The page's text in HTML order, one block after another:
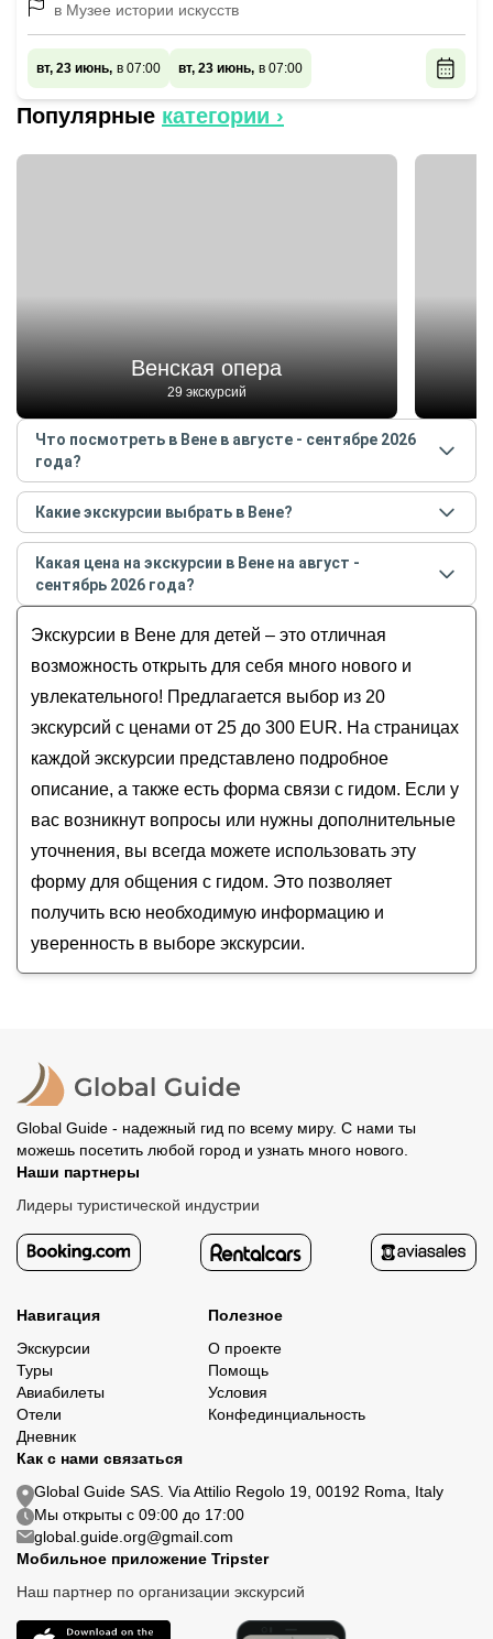
в Музее истории искусств
вт, 23 июнь, в 07:00 вт, 23 июнь, в 07:00
Популярные категории ›
Венская опера
29 экскурсий
Что посмотреть в Вене в августе - сентябре 2026
года?
Самые популярные местав Венев августе -
сентябре 2026года:
Венская опера
Венский Лес
Бельведер
Венская ратуша
Хофбург
Какие экскурсии выбрать в Вене?
Самые популярные экскурсиив Венев августе -
сентябре 2026года:
Свидание с Веной каждый день
История Вены без скучных фактов и дат
Детская экскурсия по Музею истории искусств
Экскурсия-квест для детей «Приключение
черной кошки»
О Вене с любовью!
Какая цена на экскурсии в Вене на август -
сентябрь 2026 года?
2026года от 25до 300 EUR
Экскурсии в Вене для детей – это отличная
возможность открыть для себя много нового и
увлекательного! Предлагается выбор из 20
экскурсий с ценами от 25 до 300 EUR. На страницах
каждой экскурсии представлено подробное
описание, а также есть форма связи с гидом. Если у
вас возникнут вопросы или нужны дополнительные
уточнения, вы всегда можете использовать эту
форму для общения с гидом. Это позволяет
получить всю необходимую информацию и
уверенность в выборе экскурсии.
Global Guide - надежный гид по всему миру. С нами ты
можешь посетить любой город и узнать много нового.
Наши партнеры
Лидеры туристической индустрии
Навигация
Экскурсии
Туры
Авиабилеты
Отели
Дневник
Полезное
О проекте
Помощь
Условия
Конфединциальность
Как с нами связаться
Global Guide SAS. Via Attilio Regolo 19, 00192 Roma, Italy
Мы открыты с 09:00 до 17:00
global.guide.org@gmail.com
Мобильное приложение Tripster
Наш партнер по организации экскурсий